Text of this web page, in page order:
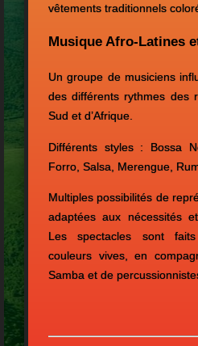
vêtements traditionnels
Musique Afro-Latines
Un groupe de musiciens
des différents rythmes des
Sud et d’Afrique.
Différents styles : Bossa
Forro, Salsa, Merengue,
Multiples possibilités de
adaptées aux nécessités
Les spectacles sont
couleurs vives, en
Samba et de